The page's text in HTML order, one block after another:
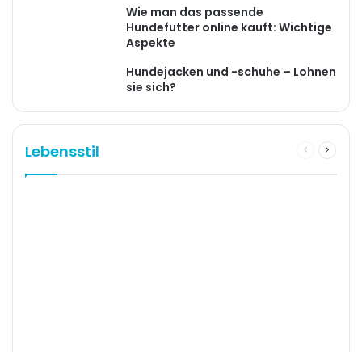
Wie man das passende
Hundefutter online kauft: Wichtige
Aspekte
Hundejacken und -schuhe – Lohnen
sie sich?
Lebensstil
Previous